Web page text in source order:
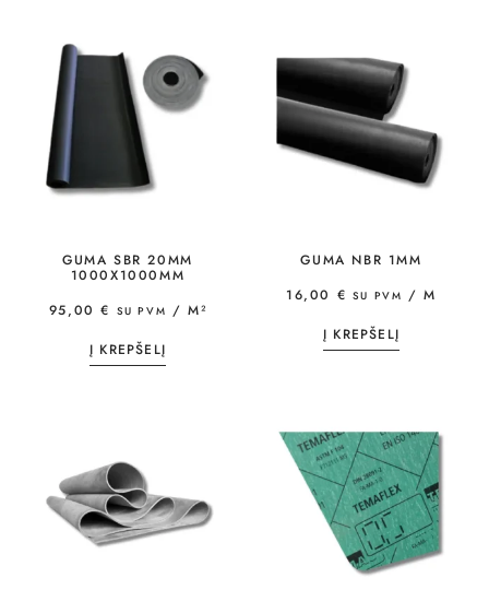
GUMA SBR 20MM
1000X1000MM
95,00€ SU PVM / M²
Į KREPŠELĮ
GUMA NBR 1MM
16,00 € SU PVM / M
Į KREPŠELĮ